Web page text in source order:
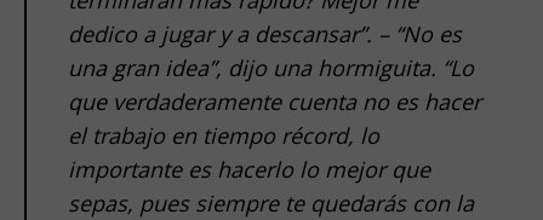
dedico a jugar y a descansar”. – “No es
una gran idea”, dijo una hormiguita. “Lo
que verdaderamente cuenta no es hacer
el trabajo en tiempo récord, lo
importante es hacerlo lo mejor que
sepas, pues siempre te quedarás con la